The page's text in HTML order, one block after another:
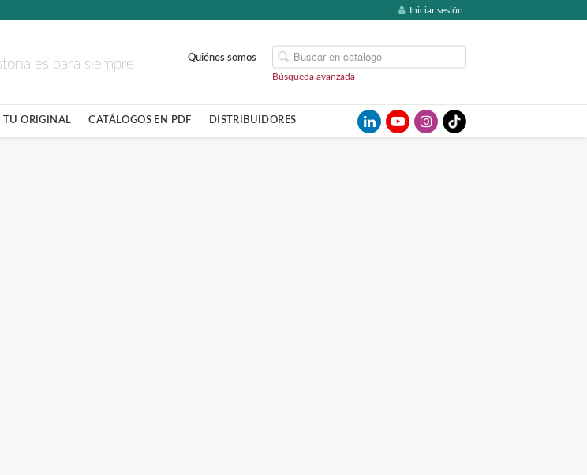
Iniciar sesión
es para siempre
Búsqueda avanzada
Quiénes somos
TU ORIGINAL CATÁLOGOS EN PDF DISTRIBUIDORES